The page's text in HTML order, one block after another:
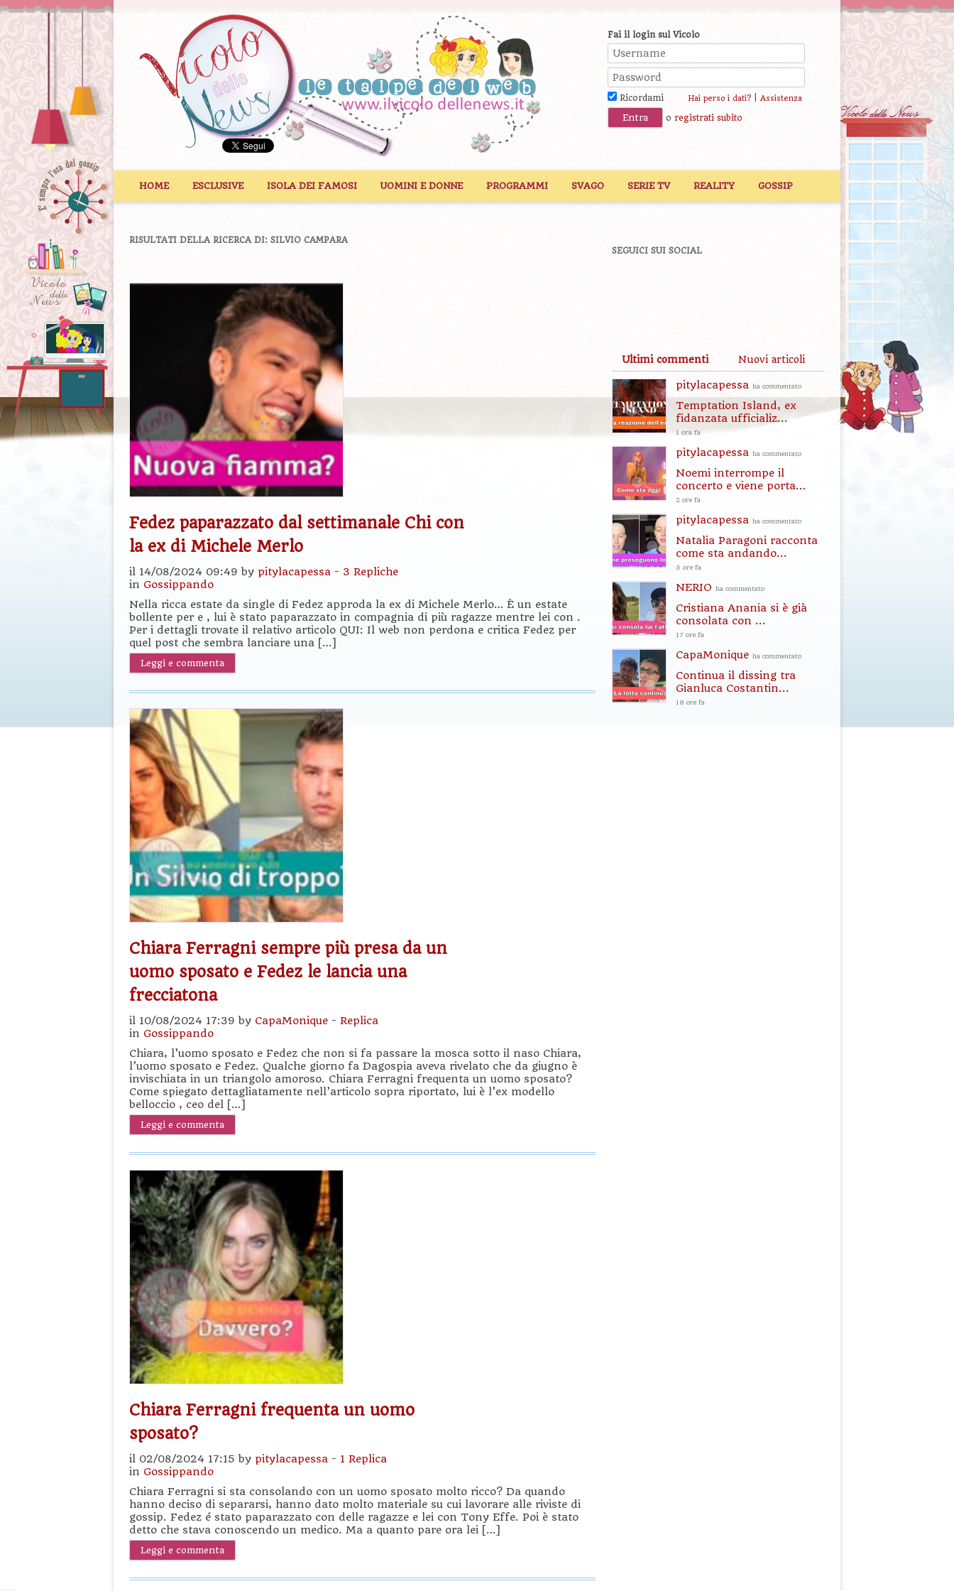
Fai il login sul Vicolo
Ricordami Hai perso i dati?| Assistenza
o registrati subito
HOME ESCLUSIVE ISOLA DEI FAMOSI UOMINI E DONNE PROGRAMMI SVAGO SERIE TV REALITY GOSSIP
RISULTATI DELLA RICERCA DI: SILVIO CAMPARA
Fedez paparazzato dal settimanale Chi con
la ex di Michele Merlo
il 14/08/2024 09:49 by pitylacapessa - 3 Repliche
in Gossippando
Nella ricca estate da single di Fedez approda la ex di Michele Merlo… È un estate
bollente per e , lui è stato paparazzato in compagnia di più ragazze mentre lei con .
Per i dettagli trovate il relativo articolo QUI: Il web non perdona e critica Fedez per
quel post che sembra lanciare una […]
Leggi e commenta
Chiara Ferragni sempre più presa da un
uomo sposato e Fedez le lancia una
frecciatona
il 10/08/2024 17:39 by CapaMonique - Replica
in Gossippando
Chiara, l’uomo sposato e Fedez che non si fa passare la mosca sotto il naso Chiara,
l’uomo sposato e Fedez. Qualche giorno fa Dagospia aveva rivelato che da giugno è
invischiata in un triangolo amoroso. Chiara Ferragni frequenta un uomo sposato?
Come spiegato dettagliatamente nell’articolo sopra riportato, lui è l’ex modello
belloccio , ceo del […]
Leggi e commenta
Chiara Ferragni frequenta un uomo
sposato?
il 02/08/2024 17:15 by pitylacapessa - 1 Replica
in Gossippando
Chiara Ferragni si sta consolando con un uomo sposato molto ricco? Da quando
hanno deciso di separarsi, hanno dato molto materiale su cui lavorare alle riviste di
gossip. Fedez é stato paparazzato con delle ragazze e lei con Tony Effe. Poi è stato
detto che stava conoscendo un medico. Ma a quanto pare ora lei […]
Leggi e commenta
SEGUICI SUI SOCIAL
Ultimi commenti Nuovi articoli
pitylacapessa ha commentato
Temptation Island, ex
fidanzata ufficializ...
1 ora fa
pitylacapessa ha commentato
Noemi interrompe il
concerto e viene porta...
2 ore fa
pitylacapessa ha commentato
Natalia Paragoni racconta
come sta andando...
5 ore fa
NERIO ha commentato
Cristiana Anania si è già
consolata con ...
17 ore fa
CapaMonique ha commentato
Continua il dissing tra
Gianluca Costantin...
18 ore fa